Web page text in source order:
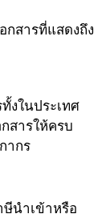
อกสารที่แสดงถึง
งในประเทศ
สารให้ครบ
ากร
นำเข้าหรือ